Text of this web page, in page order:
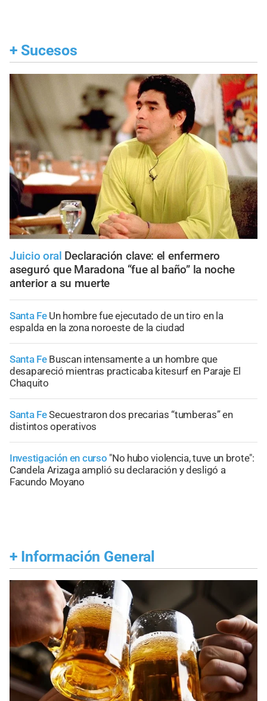
+ Sucesos
Juicio oral Declaración clave: el enfermero
aseguró que Maradona “fue al baño” la noche
anterior a su muerte
Santa Fe Un hombre fue ejecutado de un tiro en la
espalda en la zona noroeste de la ciudad
Santa Fe Buscan intensamente a un hombre que
desapareció mientras practicaba kitesurf en Paraje El
Chaquito
Santa FeSecuestraron dos precarias “tumberas” en
distintos operativos
Investigación en curso "No hubo violencia, tuve un brote":
Candela Arizaga amplió su declaración y desligó a
Facundo Moyano
+ Información General